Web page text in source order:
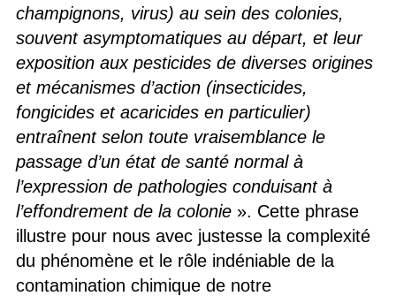
champignons, virus) au sein des colonies,
souvent asymptomatiques au départ, et leur
exposition aux pesticides de diverses origines
et mécanismes d’action (insecticides,
fongicides et acaricides en particulier)
entraînent selon toute vraisemblance le
passage d’un état de santé normal à
l’expression de pathologies conduisant à
l’effondrement de la colonie». Cette phrase
illustre pour nous avec justesse la complexité
du phénomène et le rôle indéniable de la
contamination chimique de notre